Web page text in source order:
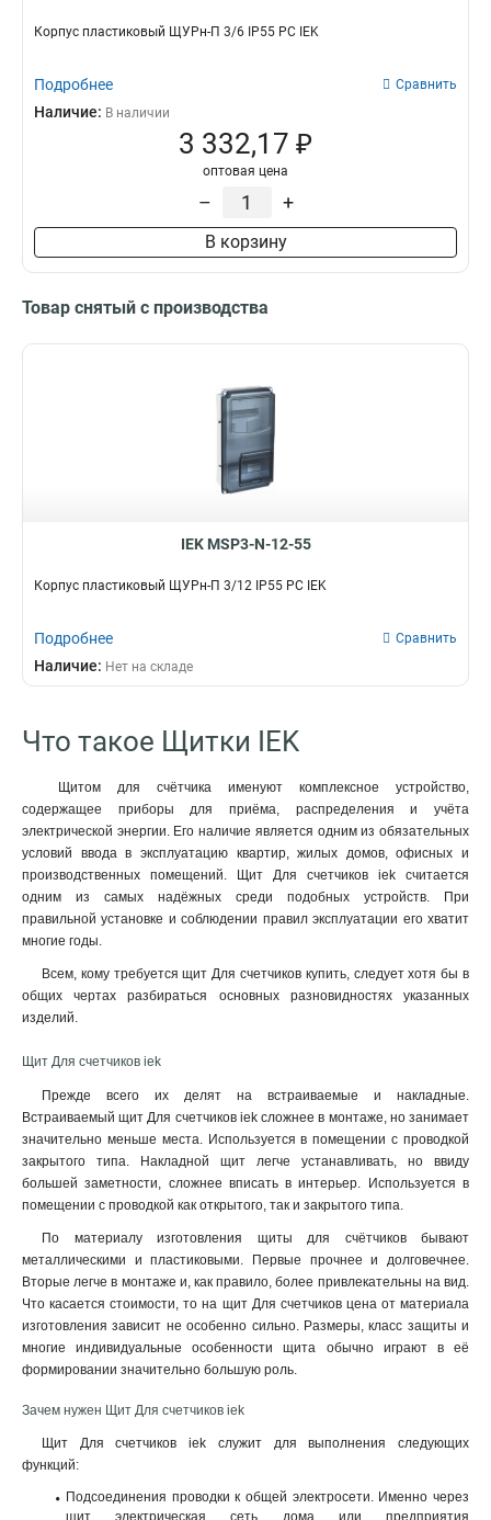
Корпус пластиковый ЩУРн-П 3/6 IP55 PC IEK
Подробнее Сравнить
Наличие: В наличии
3 332,17 ₽
оптовая цена
– +
В корзину
Товар снятый с производства
IEK MSP3-N-12-55
Корпус пластиковый ЩУРн-П 3/12 IP55 PC IEK
Подробнее Сравнить
Наличие: Нет на складе
Что такое Щитки IEK
Щитом для счётчика именуют комплексное устройство,
содержащее приборы для приёма, распределения и учёта
электрической энергии. Его наличие является одним из обязательных
условий ввода в эксплуатацию квартир, жилых домов, офисных и
производственных помещений. Щит Для счетчиков iek считается
одним из самых надёжных среди подобных устройств. При
правильной установке и соблюдении правил эксплуатации его хватит
многие годы.
Всем, кому требуется щит Для счетчиков купить, следует хотя бы в
общих чертах разбираться основных разновидностях указанных
изделий.
Щит Для счетчиков iek
Прежде всего их делят на встраиваемые и накладные.
Встраиваемый щит Для счетчиков iek сложнее в монтаже, но занимает
значительно меньше места. Используется в помещении с проводкой
закрытого типа. Накладной щит легче устанавливать, но ввиду
большей заметности, сложнее вписать в интерьер. Используется в
помещении с проводкой как открытого, так и закрытого типа.
По материалу изготовления щиты для счётчиков бывают
металлическими и пластиковыми. Первые прочнее и долговечнее.
Вторые легче в монтаже и, как правило, более привлекательны на вид.
Что касается стоимости, то на щит Для счетчиков цена от материала
изготовления зависит не особенно сильно. Размеры, класс защиты и
многие индивидуальные особенности щита обычно играют в её
формировании значительно большую роль.
Зачем нужен Щит Для счетчиков iek
Щит Для счетчиков iek служит для выполнения следующих
функций:
Подсоединения проводки к общей электросети. Именно через
щит электрическая сеть дома или предприятия